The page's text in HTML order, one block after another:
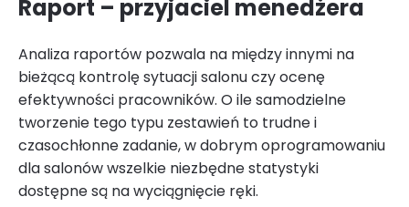
Raport – przyjaciel menedżera
Analiza raportów pozwala na między innymi na
bieżącą kontrolę sytuacji salonu czy ocenę
efektywności pracowników. O ile samodzielne
tworzenie tego typu zestawień to trudne i
czasochłonne zadanie, w dobrym oprogramowaniu
dla salonów wszelkie niezbędne statystyki
dostępne są na wyciągnięcie ręki.